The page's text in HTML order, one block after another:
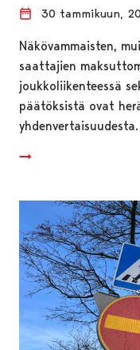
30 tammikuun,
Näkövammaisten,
saattajien
joukkoliikenteessä
päätöksistä ovat